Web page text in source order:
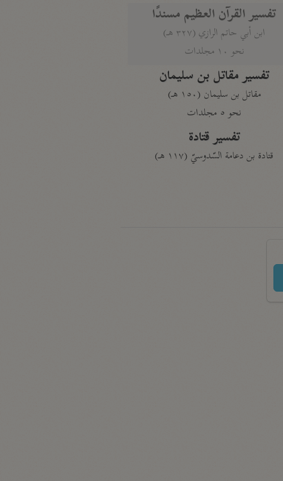
تفسير القرآن العظيم مسندًا
ابن أبي حاتم الرازي (٣٢٧ هـ)
نحو ١٠ مجلدات
تفسير مقاتل بن سليمان
مقاتل بن سليمان (١٥٠ هـ)
نحو ٥ مجلدات
تفسير قتادة
قتادة بن دعامة السّدوسيّ (١١٧ هـ)